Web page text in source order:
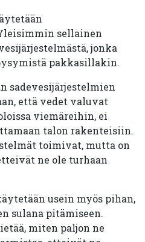
sellainen
jonka
pakkasillakin.
sadevesijärjestelmien
että vedet valuvat
viemäreihin, ei
talon rakenteisiin.
toimivat, mutta on
ne ole turhaan
usein myös pihan,
sulana pitämiseen.
miten paljon ne